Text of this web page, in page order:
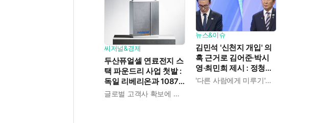
씨저널&경제
두산퓨얼셀 연료전지 스
택 파운드리 사업 첫발 :
독일 리베리온과 1087
억 규모 공급계약, 역대글로벌 고객사 확보에 힘쓴다
뉴스&이슈
김민석 '신천지 개입' 의
혹 근거로 김어준·박시
영·최민희 제시 : 정청래
"본인 생각을 말하라"'다른 사람에게 미루기'는 버릇인듯